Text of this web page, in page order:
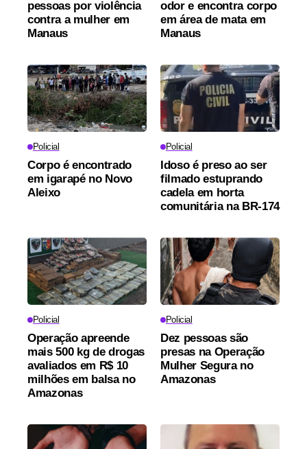
pessoas por violência
contra a mulher em
Manaus
odor e encontra corpo
em área de mata em
Manaus
Policial
Corpo é encontrado
em igarapé no Novo
Aleixo
Policial
Idoso é preso ao ser
filmado estuprando
cadela em horta
comunitária na BR-174
Policial
Operação apreende
mais 500 kg de drogas
avaliados em R$ 10
milhões em balsa no
Amazonas
Policial
Dez pessoas são
presas na Operação
Mulher Segura no
Amazonas